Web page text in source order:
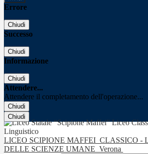
Errore
Chiudi
Successo
Chiudi
Informazione
Chiudi
Attendere...
Attendere il completamento dell'operazione...
Chiudi
Chiudi
LICEO SCIPIONE MAFFEI CLASSICO -
DELLE SCIENZE UMANE Verona